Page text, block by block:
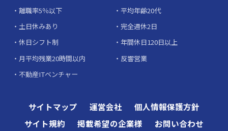
離職率5％以下
平均年齢20代
土日休みあり
完全週休2日
休日シフト制
年間休日120日以上
月平均残業20時間以内
反響営業
不動産ITベンチャー
サイトマップ 運営会社
個人情報保護方針
サイト規約
掲載希望の企業様 お問い合わせ